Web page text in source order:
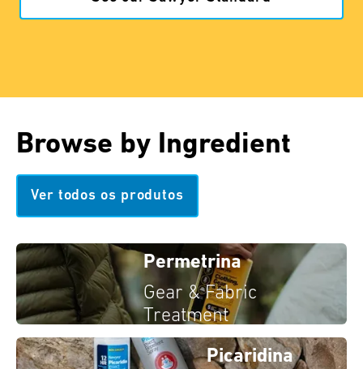
Browse by Ingredient
Ver todos os produtos
Permetrina
Gear & Fabric
Treatment
Picaridina